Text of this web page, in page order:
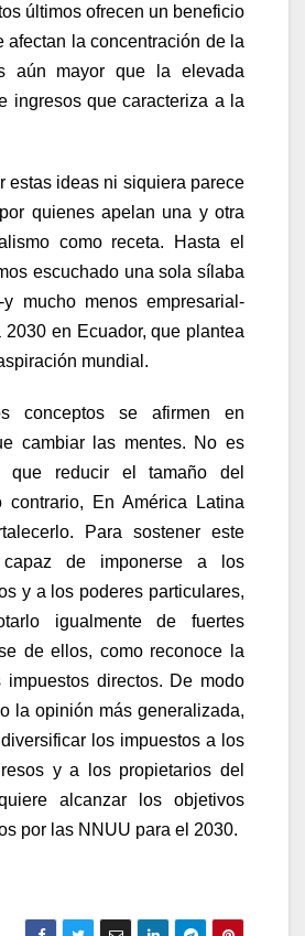
últimos ofrecen un beneficio
afectan la concentración de la
aún mayor que la elevada
ingresos que caracteriza a la
estas ideas ni siquiera parece
quienes apelan una y otra
como receta. Hasta el
escuchado una sola sílaba
y mucho menos empresarial-
2030 en Ecuador, que plantea
mundial.
conceptos se afirmen en
cambiar las mentes. No es
que reducir el tamaño del
contrario, En América Latina
Para sostener este
capaz de imponerse a los
y a los poderes particulares,
igualmente de fuertes
de ellos, como reconoce la
impuestos directos. De modo
la opinión más generalizada,
los impuestos a los
y a los propietarios del
alcanzar los objetivos
por las NNUU para el 2030.